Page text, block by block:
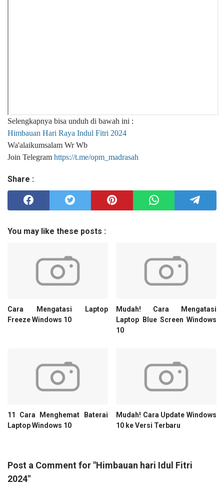
Selengkapnya bisa unduh di bawah ini :
Himbauan Hari Raya Indul Fitri 2024
Wa'alaikumsalam Wr Wb
Join Telegram https://t.me/opm_madrasah
Share :
You may like these posts :
Cara Mengatasi Laptop
Freeze Windows 10
Mudah! Cara Mengatasi
Laptop Blue Screen Windows
10
11 Cara Menghemat Baterai
Laptop Windows 10
Mudah! Cara Update Windows
10 ke Versi Terbaru
Post a Comment for "Himbauan hari Idul Fitri
2024"